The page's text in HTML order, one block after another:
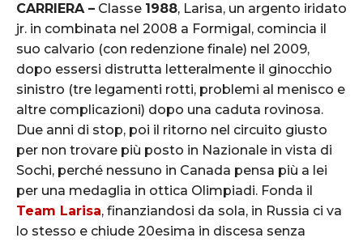
CARRIERA – Classe 1988, Larisa, un argento iridato
jr. in combinata nel 2008 a Formigal, comincia il
suo calvario (con redenzione finale) nel 2009,
dopo essersi distrutta letteralmente il ginocchio
sinistro (tre legamenti rotti, problemi al menisco e
altre complicazioni) dopo una caduta rovinosa.
Due anni di stop, poi il ritorno nel circuito giusto
per non trovare più posto in Nazionale in vista di
Sochi, perché nessuno in Canada pensa più a lei
per una medaglia in ottica Olimpiadi. Fonda il
Team Larisa, finanziandosi da sola, in Russia ci va
lo stesso e chiude 20esima in discesa senza